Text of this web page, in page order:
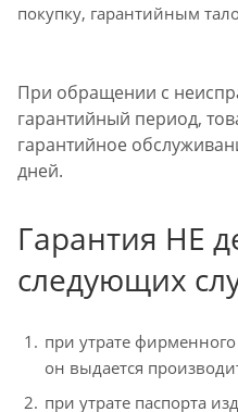
покупку, гарантийным
При обращении с
гарантийный период,
гарантийное
дней.
Гарантия НЕ
следующих
при утрате
он выдается
при утрате паспорта